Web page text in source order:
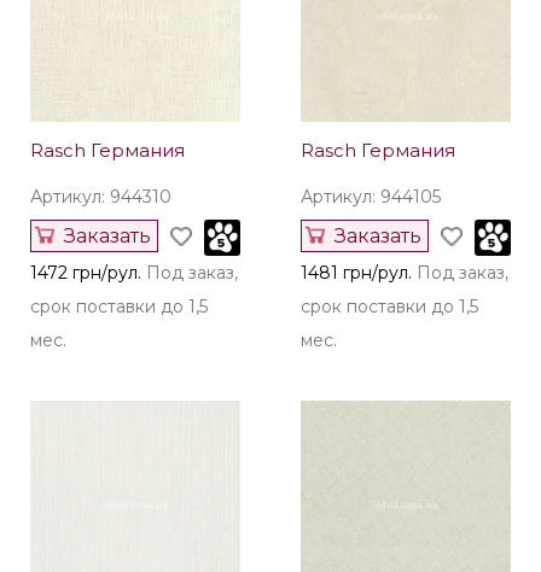
Rasch Германия
Артикул: 944310
Заказать
1472 грн/рул. Под заказ,
срок поставки до 1,5
мес.
Rasch Германия
Артикул: 944105
Заказать
1481 грн/рул. Под заказ,
срок поставки до 1,5
мес.